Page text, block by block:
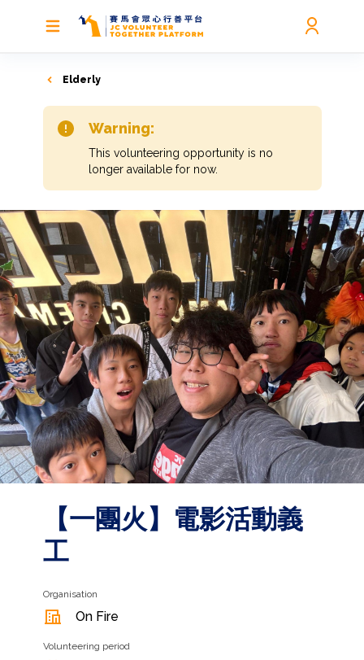
Elderly
Warning:
This volunteering opportunity is no
longer available for now.
【一團火】電影活動義
工
Organisation
On Fire
Volunteering period